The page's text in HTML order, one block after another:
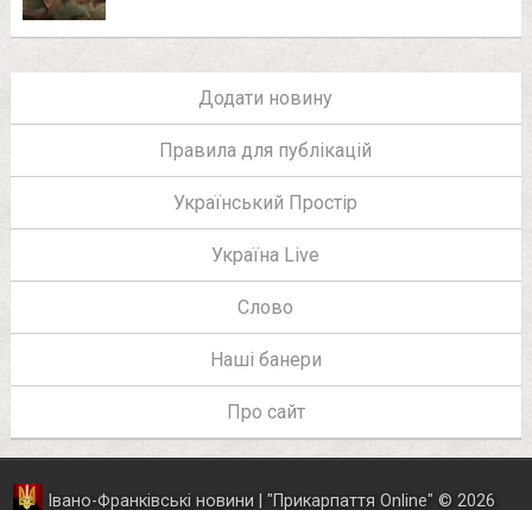
Додати новину
Правила для публікацій
Український Простір
Україна Live
Слово
Наші банери
Про сайт
Івано-Франківські новини | "Прикарпаття Online" © 2026